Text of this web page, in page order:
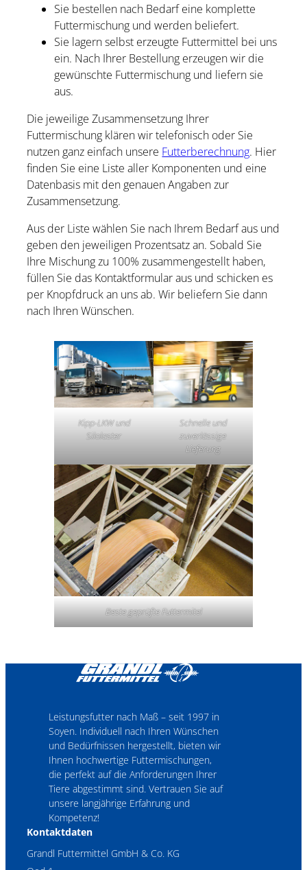
Sie bestellen nach Bedarf eine komplette
Futtermischung und werden beliefert.
Sie lagern selbst erzeugte Futtermittel bei uns
ein. Nach Ihrer Bestellung erzeugen wir die
gewünschte Futtermischung und liefern sie
aus.
Die jeweilige Zusammensetzung Ihrer
Futtermischung klären wir telefonisch oder Sie
nutzen ganz einfach unsere Futterberechnung. Hier
finden Sie eine Liste aller Komponenten und eine
Datenbasis mit den genauen Angaben zur
Zusammensetzung.
Aus der Liste wählen Sie nach Ihrem Bedarf aus und
geben den jeweiligen Prozentsatz an. Sobald Sie
Ihre Mischung zu 100% zusammengestellt haben,
füllen Sie das Kontaktformular aus und schicken es
per Knopfdruck an uns ab. Wir beliefern Sie dann
nach Ihren Wünschen.
Kipp-LKW und
Silolaster
Schnelle und
zuverlässige
Lieferung
Beste geprüfte Futtermitel
Leistungsfutter nach Maß – seit 1997 in
Soyen. Individuell nach Ihren Wünschen
und Bedürfnissen hergestellt, bieten wir
Ihnen hochwertige Futtermischungen,
die perfekt auf die Anforderungen Ihrer
Tiere abgestimmt sind. Vertrauen Sie auf
unsere langjährige Erfahrung und
Kompetenz!
Kontaktdaten
Grandl Futtermittel GmbH & Co. KG